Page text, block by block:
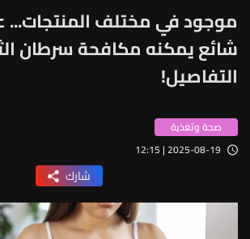
موجود في مختلف المنتجات...
شائع يمكنه مكافحة سرطان
التفاصيل!
صحة وتغذية
2025-08-19 | 12:15
شارك